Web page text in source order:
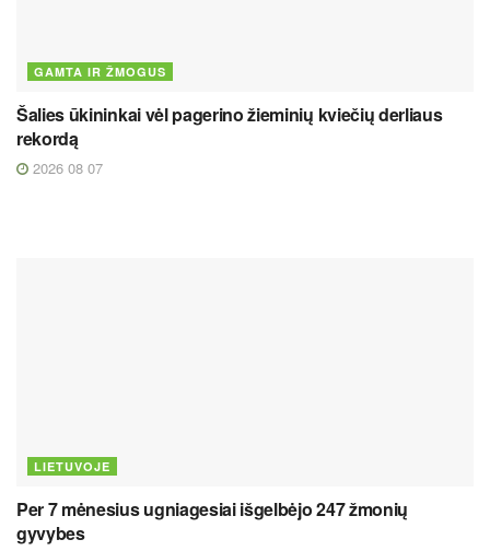
GAMTA IR ŽMOGUS
Šalies ūkininkai vėl pagerino žieminių kviečių derliaus
rekordą
2026 08 07
LIETUVOJE
Per 7 mėnesius ugniagesiai išgelbėjo 247 žmonių
gyvybes